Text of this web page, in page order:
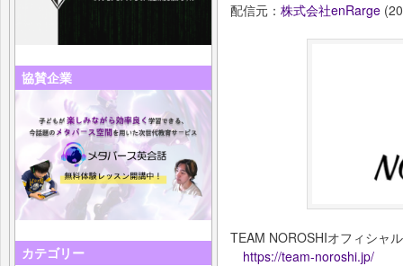
協賛企業
カテゴリー
配信元： 株式会社enRarge
TEAM NOROSHIオフィシャ
https://team-noroshi.jp/